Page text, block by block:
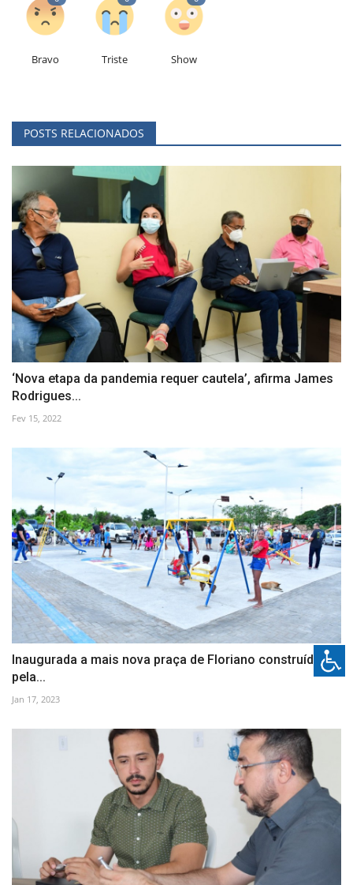
Bravo Triste Show
POSTS RELACIONADOS
‘Nova etapa da pandemia requer cautela’, afirma James
Rodrigues...
Fev 15, 2022
Inaugurada a mais nova praça de Floriano construída
pela...
Jan 17, 2023